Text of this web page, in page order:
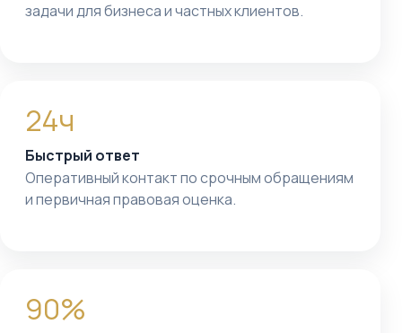
задачи для бизнеса и частных клиентов.
24ч
Быстрый ответ
Оперативный контакт по срочным обращениям
и первичная правовая оценка.
90%